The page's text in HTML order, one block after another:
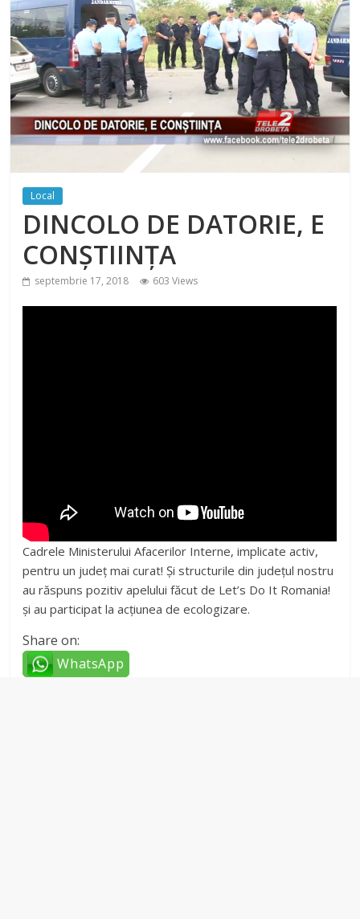
Local
DINCOLO DE DATORIE, E
CONȘTIINȚA
septembrie 17, 2018 603 Views
Cadrele Ministerului Afacerilor Interne, implicate activ,
pentru un județ mai curat! Și structurile din județul nostru
au răspuns pozitiv apelului făcut de Let’s Do It Romania!
și au participat la acțiunea de ecologizare.
Share on:
WhatsApp